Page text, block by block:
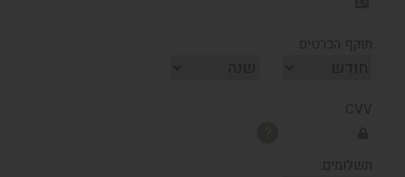
תוקף הכרטיס
CVV
תשלומים: